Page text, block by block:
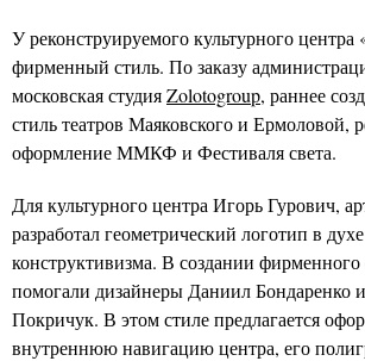
У реконструируемого культурного
фирменный стиль. По заказу
московская студияZolotogroup, раннее
стиль театров Маяковского и Ермоловой,
оформление ММКФ и Фестиваля света.
Для культурного центра Игорь Гурович,
разработал геометрический логотип в
конструктивизма. В создании фирменного
помогали дизайнеры Даниил Бондаренко
Покричук. В этом стиле предлагается
внутреннюю навигацию центра, его